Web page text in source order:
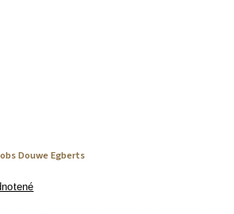
Douwe Egberts